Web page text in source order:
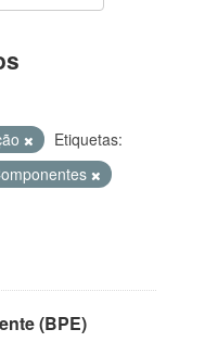
Etiquetas:
(BPE)